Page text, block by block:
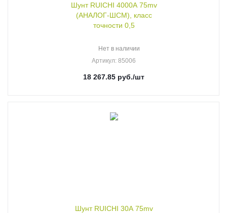
Шунт RUICHI 4000А 75mv
(АНАЛОГ-ШСМ), класс
точности 0,5
Нет в наличии
Артикул: 85006
18 267.85 руб./шт
Шунт RUICHI 30А 75mv